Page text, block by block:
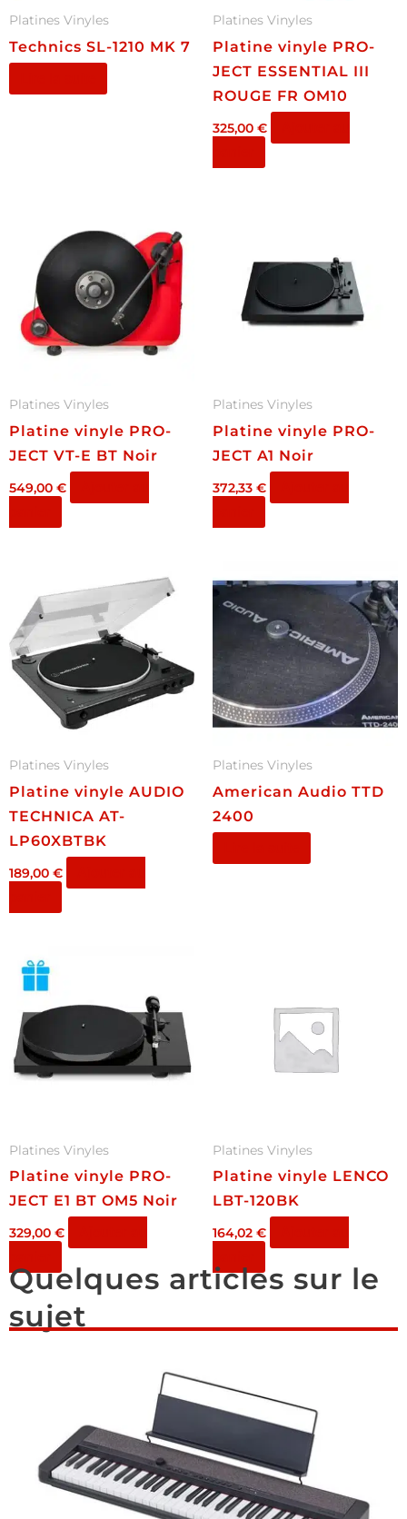
Platines Vinyles
Technics SL-1210 MK 7
Platines Vinyles
Platine vinyle PRO-
JECT ESSENTIAL III
ROUGE FR OM10
325,00 €
Platines Vinyles
Platine vinyle PRO-
JECT VT-E BT Noir
549,00 €
Platines Vinyles
Platine vinyle PRO-
JECT A1 Noir
372,33 €
Platines Vinyles
Platine vinyle AUDIO
TECHNICA AT-
LP60XBTBK
189,00 €
Platines Vinyles
American Audio TTD
2400
Platines Vinyles
Platine vinyle PRO-
JECT E1 BT OM5 Noir
329,00 €
Platines Vinyles
Platine vinyle LENCO
LBT-120BK
164,02 €
Quelques articles sur le
sujet